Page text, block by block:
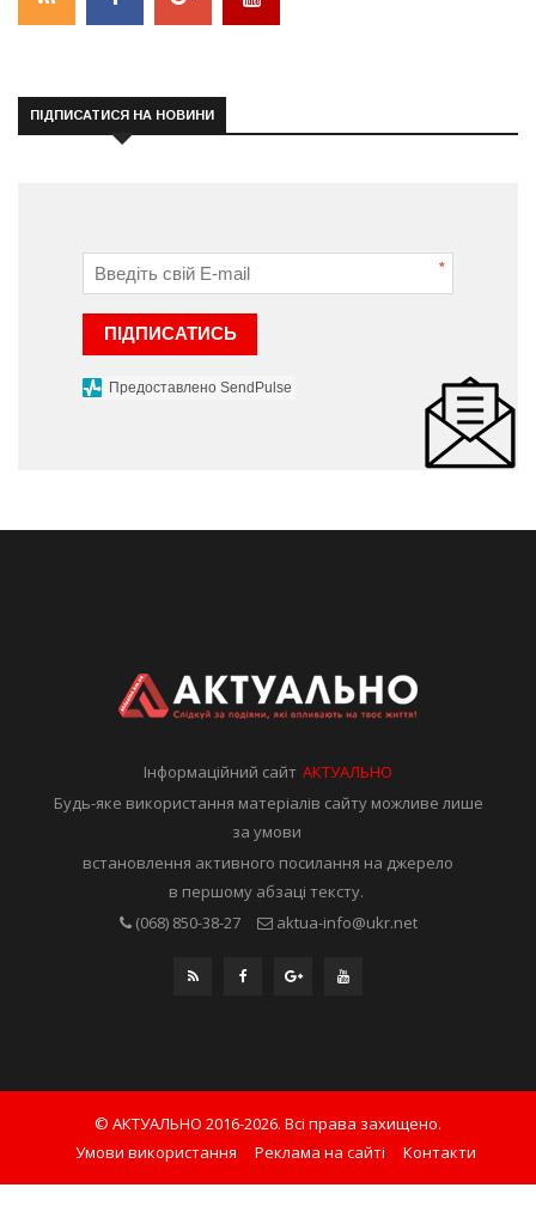
ПІДПИСАТИСЯ НА НОВИНИ
*
ПІДПИСАТИСЬ
Предоставлено SendPulse
Інформаційний сайтАКТУАЛЬНО
Будь-яке використання матеріалів сайту можливе лише
за умови
встановлення активного посилання на джерело
в першому абзаці тексту.
(068) 850-38-27
aktua-info@ukr.net
© АКТУАЛЬНО 2016-2026. Всі права захищено.
Умови використання
Реклама на сайті Контакти